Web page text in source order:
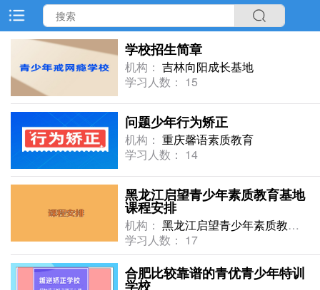
学校招生简章
机构： 吉林向阳成长基地
学习人数： 15
问题少年行为矫正
机构： 重庆馨语素质教育
学习人数： 14
黑龙江启望青少年素质教育基地
课程安排
机构： 黑龙江启望青少年素质教育基地
学习人数： 17
合肥比较靠谱的青优青少年特训
学校